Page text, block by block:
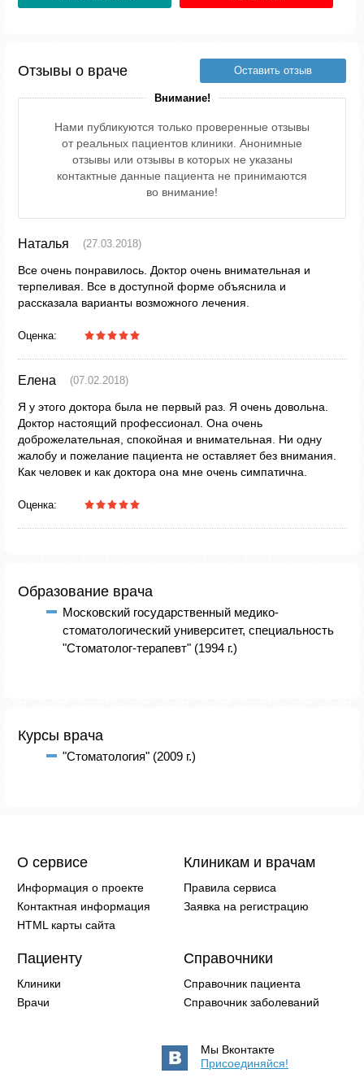
Отзывы о враче Оставить отзыв
Внимание!
Нами публикуются только проверенные отзывы
от реальных пациентов клиники. Анонимные
отзывы или отзывы в которых не указаны
контактные данные пациента не принимаются
во внимание!
Наталья (27.03.2018)
Все очень понравилось. Доктор очень внимательная и
терпеливая. Все в доступной форме объяснила и
рассказала варианты возможного лечения.
Оценка:
Елена (07.02.2018)
Я у этого доктора была не первый раз. Я очень довольна.
Доктор настоящий профессионал. Она очень
доброжелательная, спокойная и внимательная. Ни одну
жалобу и пожелание пациента не оставляет без внимания.
Как человек и как доктора она мне очень симпатична.
Оценка:
Образование врача
Московский государственный медико-
стоматологический университет, специальность
"Стоматолог-терапевт" (1994 г.)
Курсы врача
"Стоматология" (2009 г.)
О сервисе
Информация о проекте
Контактная информация
HTML карты сайта
Клиникам и врачам
Правила сервиса
Заявка на регистрацию
Пациенту
Клиники
Врачи
Справочники
Справочник пациента
Справочник заболеваний
Мы Вконтакте
Присоединяйся!